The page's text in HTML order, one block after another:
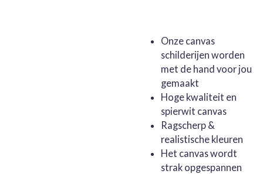
Onze canvas
schilderijen worden
met de hand voor jou
gemaakt
Hoge kwaliteit en
spierwit canvas
Ragscherp &
realistische kleuren
Het canvas wordt
strak opgespannen